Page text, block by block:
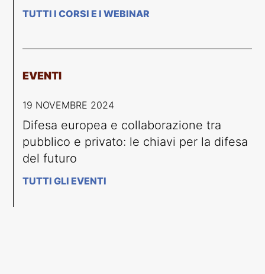
TUTTI I CORSI E I WEBINAR
EVENTI
19 NOVEMBRE 2024
Difesa europea e collaborazione tra
pubblico e privato: le chiavi per la difesa
del futuro
TUTTI GLI EVENTI